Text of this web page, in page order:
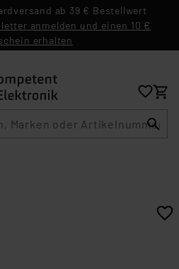
ab 39 € Bestellwert
anmelden und einen 10 €
erhalten